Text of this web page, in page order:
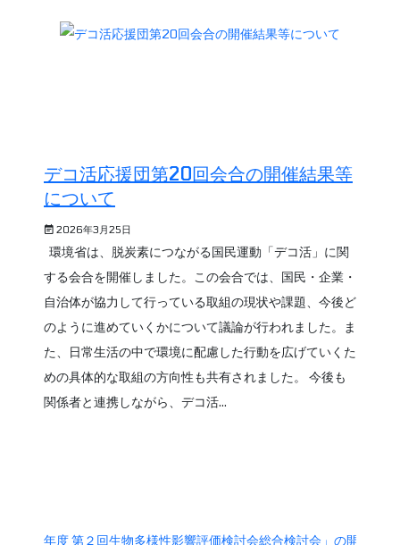
デコ活応援団第20回会合の開催結果等
について
2026年3月25日
環境省は、脱炭素につながる国民運動「デコ活」に関
する会合を開催しました。この会合では、国民・企業・
自治体が協力して行っている取組の現状や課題、今後ど
のように進めていくかについて議論が行われました。ま
た、日常生活の中で環境に配慮した行動を広げていくた
めの具体的な取組の方向性も共有されました。 今後も
関係者と連携しながら、デコ活...